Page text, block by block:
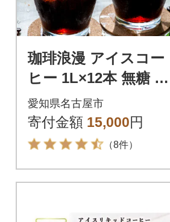
珈琲浪漫 アイスコー
ヒー 1L×12本 無糖 コ
ーヒー 飲料 濃いコー
ヒー 愛知 名古屋 珈琲
愛知県名古屋市
寄付金額 15,000円
（8件）